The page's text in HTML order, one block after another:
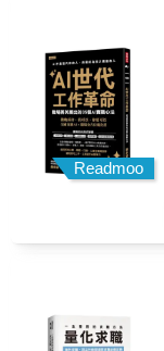
Readmoo